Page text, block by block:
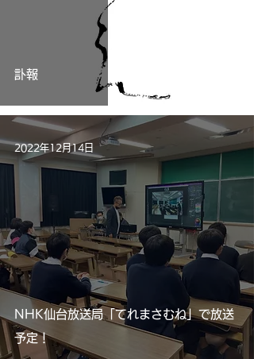
訃報
NHK仙台放送局「てれまさむね」で放送
予定！
2022年12月14日